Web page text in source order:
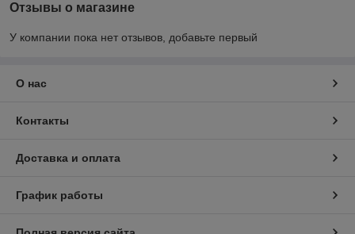
Отзывы о магазине
У компании пока нет отзывов, добавьте первый
О нас
Контакты
Доставка и оплата
График работы